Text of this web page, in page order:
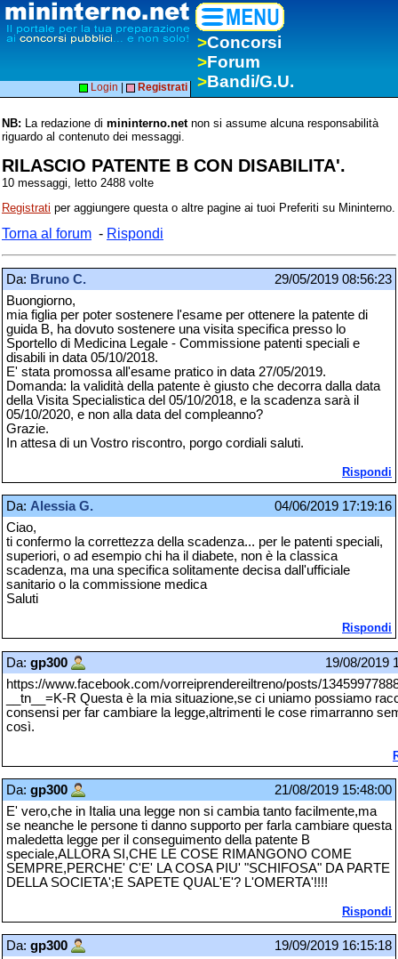
>Concorsi
>Forum
>Bandi/G.U.
Login Registrati
NB: La redazione di mininterno.netnon si assume alcuna responsabilità
riguardo al contenuto dei messaggi.
RILASCIO PATENTE B CON DISABILITA'.
10 messaggi, letto 2488 volte
Registrati per aggiungere questa o altre pagine ai tuoi Preferiti su Mininterno.
Torna al forum - Rispondi
Da: Bruno C.
29/05/2019 08:56:23
Buongiorno,
mia figlia per poter sostenere l'esame per ottenere la patente di
guida B, ha dovuto sostenere una visita specifica presso lo
Sportello di Medicina Legale - Commissione patenti speciali e
disabili in data 05/10/2018.
E' stata promossa all'esame pratico in data 27/05/2019.
Domanda: la validità della patente è giusto che decorra dalla data
della Visita Specialistica del 05/10/2018, e la scadenza sarà il
05/10/2020, e non alla data del compleanno?
Grazie.
In attesa di un Vostro riscontro, porgo cordiali saluti.
Rispondi
Da: Alessia G.
04/06/2019 17:19:16
Ciao,
ti confermo la correttezza della scadenza... per le patenti speciali,
superiori, o ad esempio chi ha il diabete, non è la classica
scadenza, ma una specifica solitamente decisa dall'ufficiale
sanitario o la commissione medica
Saluti
Rispondi
Da: gp300
19/08/2019
https://www.facebook.com/vorreiprendereiltreno/posts/
__tn__=K-R Questa è la mia situazione,se ci uniamo possiamo
consensi per far cambiare la legge,altrimenti le cose rimarranno
così.
Da: gp300
21/08/2019 15:48:00
E' vero,che in Italia una legge non si cambia tanto facilmente,ma
se neanche le persone ti danno supporto per farla cambiare questa
maledetta legge per il conseguimento della patente B
speciale,ALLORA SI,CHE LE COSE RIMANGONO COME
SEMPRE,PERCHE' C'E' LA COSA PIU' "SCHIFOSA" DA PARTE
DELLA SOCIETA';E SAPETE QUAL'E'? L'OMERTA'!!!!
Rispondi
Da: gp300
19/09/2019 16:15:18